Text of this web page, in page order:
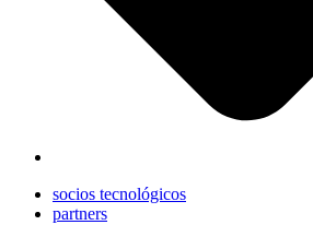
socios tecnológicos
partners